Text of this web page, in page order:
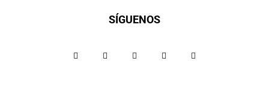
SÍGUENOS